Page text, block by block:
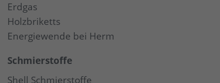
Erdgas
Holzbriketts
Energiewende bei Herm
Schmierstoffe
Shell Schmierstoffe